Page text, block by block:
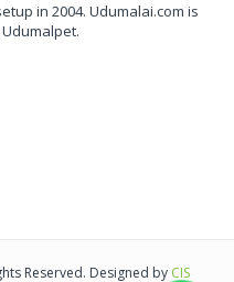
in 2004. Udumalai.com is
Reserved. Designed by CIS